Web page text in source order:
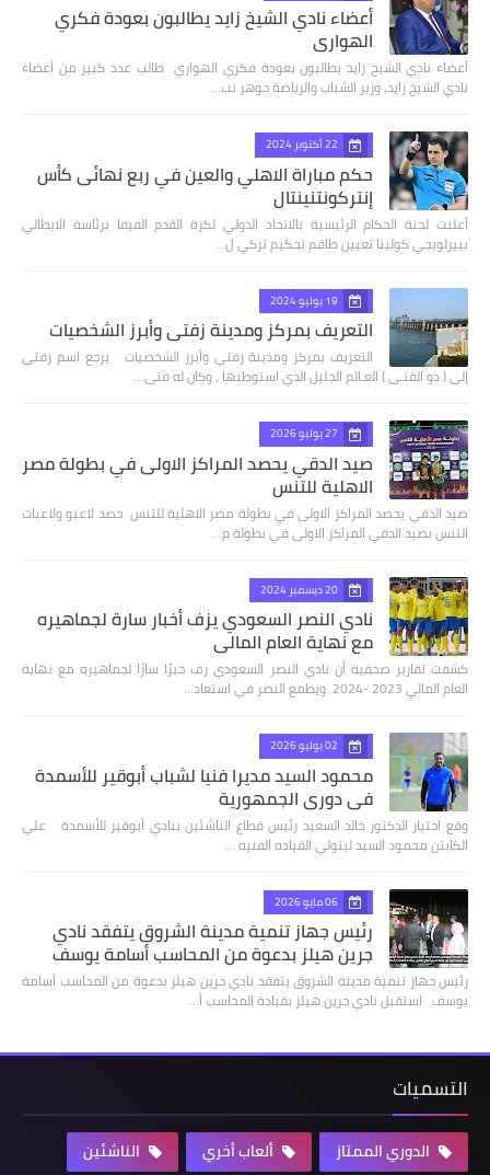
أعضاء نادي الشيخ زايد يطالبون بعودة فكري
الهواري
أعضاء نادي الشيخ زايد يطالبون بعودة فكري الهواري طالب عدد كبير من أعضاء
نادي الشيخ زايد، وزير الشباب والرياضة جوهر نب…
22 أكتوبر 2024
حكم مباراة الاهلي والعين في ربع نهائى كأس
إنتركونتنينتال
أعلنت لجنة الحكام الرئيسية بالاتحاد الدولي لكرة القدم الفيفا برئاسة الايطالي
بييرلويجي كولينا تعيين طاقم تحكيم تركي ل…
19 يوليو 2024
التعريف بمركز ومدينة زفتي وأبرز الشخصيات
التعريف بمركز ومدينة زفتي وأبرز الشخصيات يرجع اسم زفتى
إلى ( ذو الفتـى ) العـالم الجليل الذي استوطنها ، وكان له فتى…
27 يوليو 2026
صيد الدقي يحصد المراكز الاولى في بطولة مصر
الاهلية للتنس
صيد الدقي يحصد المراكز الاولى في بطولة مصر الاهلية للتنس حصد لاعبو ولاعبات
التنس بصيد الدقي المراكز الاولى في بطولة م…
20 ديسمبر 2024
نادي النصر السعودي يزف أخبار سارة لجماهيره
مع نهاية العام المالي
كشفت تقارير صحفية أن نادي النصر السعودي زف خبرًا سارًا لجماهيره مع نهاية
العام المالي 2023 -2024. ويطمع النصر في استعاد…
02 يوليو 2026
محمود السيد مديرا فنيا لشباب أبوقير للأسمدة
في دوري الجمهورية
وقع اختيار الدكتور خالد السعيد رئيس قطاع الناشئين بنادي أبوقير للأسمدة علي
الكابتن محمود السيد ليتولي القياده الفنيه …
06 مايو 2026
رئيس جهاز تنمية مدينة الشروق يتفقد نادي
جرين هيلز بدعوة من المحاسب أسامة يوسف
رئيس جهاز تنمية مدينة الشروق يتفقد نادي جرين هيلز بدعوة من المحاسب أسامة
يوسف استقبل نادي جرين هيلز بقيادة المحاسب أ…
التسميات
الدوري الممتاز ألعاب أخري الناشئين